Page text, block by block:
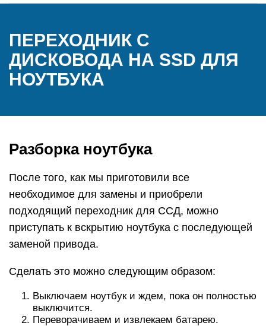
ПЕРЕХОДНИК С
ДИСКОВОДА НА SSD ДЛЯ
НОУТБУКА
Разборка ноутбука
После того, как мы приготовили все
необходимое для замены и приобрели
подходящий переходник для ССД, можно
приступать к вскрытию ноутбука с последующей
заменой привода.
Сделать это можно следующим образом:
Выключаем ноутбук и ждем, пока он полностью
выключится.
Переворачиваем и извлекаем батарею.